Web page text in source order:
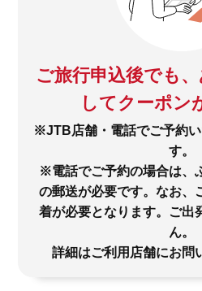
ご旅行申込後でも
してクーポン
※JTB店舗・電話でご予約
す。
※電話でご予約の場合は、
の郵送が必要です。なお、
着が必要となります。ご出
ん。
詳細はご利用店舗にお問